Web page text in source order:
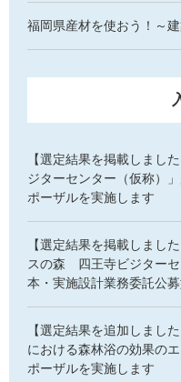
福岡県産材を使おう！～
【選定結果を掲載しまし
ジターセンター（仮称）
ポーザルを実施します
【選定結果を掲載しまし
スの森 四王寺ビジター
本・実施設計業務委託公
【選定結果を追加しまし
における森林浴の効果の
ポーザルを実施します